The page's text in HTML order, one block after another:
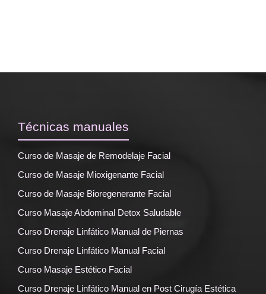
Técnicas manuales
Curso de Masaje de Remodelaje Facial
Curso de Masaje Mioxigenante Facial
Curso de Masaje Bioregenerante Facial
Curso Masaje Abdominal Detox Saludable
Curso Drenaje Linfático Manual de Piernas
Curso Drenaje Linfático Manual Facial
Curso Masaje Estético Facial
Curso Drenaje Linfático Manual en Post Cirugía Estética